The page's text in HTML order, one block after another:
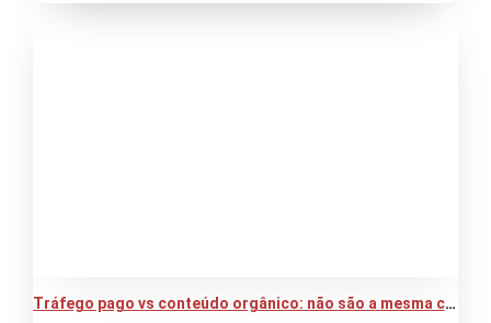
Tráfego pago vs conteúdo orgânico: não são a mesma coisa